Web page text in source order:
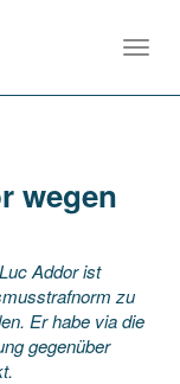
wegen
Addor ist
zu
Er habe via die
gegenüber